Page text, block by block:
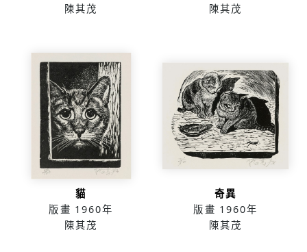
陳其茂
陳其茂
貓
版畫 1960年
陳其茂
奇異
版畫 1960年
陳其茂